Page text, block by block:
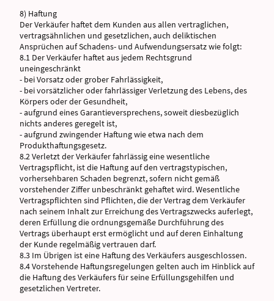
8) Haftung
Der Verkäufer haftet dem Kunden aus allen vertraglichen,
vertragsähnlichen und gesetzlichen, auch deliktischen
Ansprüchen auf Schadens- und Aufwendungsersatz wie folgt:
8.1 Der Verkäufer haftet aus jedem Rechtsgrund
uneingeschränkt
- bei Vorsatz oder grober Fahrlässigkeit,
- bei vorsätzlicher oder fahrlässiger Verletzung des Lebens, des
Körpers oder der Gesundheit,
- aufgrund eines Garantieversprechens, soweit diesbezüglich
nichts anderes geregelt ist,
- aufgrund zwingender Haftung wie etwa nach dem
Produkthaftungsgesetz.
8.2 Verletzt der Verkäufer fahrlässig eine wesentliche
Vertragspflicht, ist die Haftung auf den vertragstypischen,
vorhersehbaren Schaden begrenzt, sofern nicht gemäß
vorstehender Ziffer unbeschränkt gehaftet wird. Wesentliche
Vertragspflichten sind Pflichten, die der Vertrag dem Verkäufer
nach seinem Inhalt zur Erreichung des Vertragszwecks auferlegt,
deren Erfüllung die ordnungsgemäße Durchführung des
Vertrags überhaupt erst ermöglicht und auf deren Einhaltung
der Kunde regelmäßig vertrauen darf.
8.3 Im Übrigen ist eine Haftung des Verkäufers ausgeschlossen.
8.4 Vorstehende Haftungsregelungen gelten auch im Hinblick auf
die Haftung des Verkäufers für seine Erfüllungsgehilfen und
gesetzlichen Vertreter.